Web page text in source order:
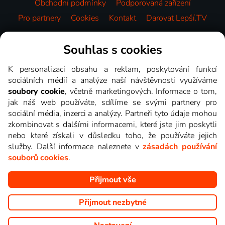
Obchodní podmínky
Podporovaná zařízení
Pro partnery
Cookies Kontakt Darovat Lepší.TV
Videotéka
Copyright © goNET s.r.o. Na tomto webu jsou zobrazovány
obrázky z pořadů TV stanic, které můžete sledovat v Lepší.TV.
Souhlas s cookies
K personalizaci obsahu a reklam, poskytování funkcí
sociálních médií a analýze naší návštěvnosti využíváme
soubory cookie, včetně marketingových. Informace o tom,
jak náš web používáte, sdílíme se svými partnery pro
sociální média, inzerci a analýzy. Partneři tyto údaje mohou
zkombinovat s dalšími informacemi, které jste jim poskytli
nebo které získali v důsledku toho, že používáte jejich
služby. Další informace naleznete vzásadách používání
souborů cookies.
Přijmout vše
Přijmout nezbytné